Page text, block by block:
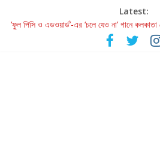
Latest:
‘ফুল পিসি ও এডওয়ার্ড’-এর ‘চলে যেও না’ গানে
রবীন্দ্রনাথ ও গুলজারের সৃষ্টির মেলবন্ধনে মুগ্ধ করল ‘দুই
কলের গান থেকে রীলস্ — বাঙালির গান শোনার বিবর্তনের